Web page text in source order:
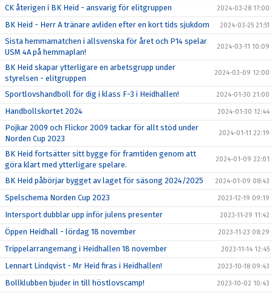
CK återigen i BK Heid - ansvarig för elitgruppen 2024-03-28 17:00
BK Heid - Herr A tränare avliden efter en kort tids sjukdom 2024-03-25 21:51
Sista hemmamatchen i allsvenska för året och P14 spelar
USM 4A på hemmaplan!
2024-03-11 10:09
BK Heid skapar ytterligare en arbetsgrupp under
styrelsen - elitgruppen
2024-03-09 12:00
Sportlovshandboll för dig i klass F-3 i Heidhallen! 2024-01-30 21:00
Handbollskortet 2024 2024-01-30 12:44
Pojkar 2009 och Flickor 2009 tackar för allt stöd under
Norden Cup 2023
2024-01-11 22:19
BK Heid fortsätter sitt bygge för framtiden genom att
göra klart med ytterligare spelare.
2024-01-09 22:01
BK Heid påbörjar bygget av laget för säsong 2024/2025 2024-01-09 08:43
Spelschema Norden Cup 2023 2023-12-19 09:19
Intersport dubblar upp inför julens presenter 2023-11-29 11:42
Öppen Heidhall - lördag 18 november 2023-11-23 08:29
Trippelarrangemang i Heidhallen 18 november 2023-11-14 12:45
Lennart Lindqvist - Mr Heid firas i Heidhallen! 2023-10-18 09:43
Bollklubben bjuder in till höstlovscamp! 2023-10-02 10:43